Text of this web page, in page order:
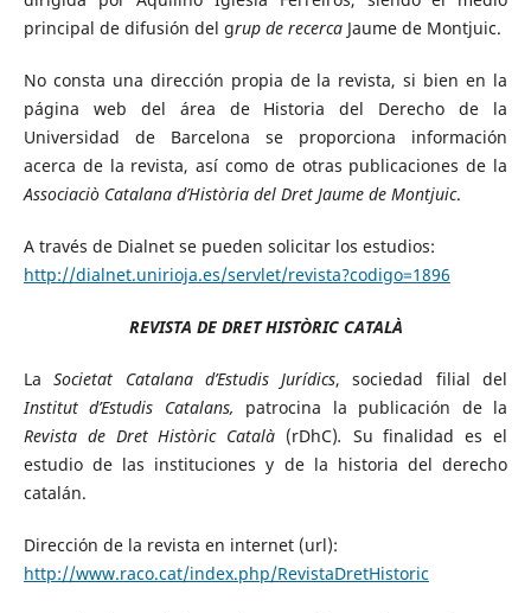
principal de difusión del grup de recerca Jaume de Montjuic.
No consta una dirección propia de la revista, si bien en la
página web del área de Historia del Derecho de la
Universidad de Barcelona se proporciona información
acerca de la revista, así como de otras publicaciones de la
Associaciò Catalana d’Història del Dret Jaume de Montjuic.
A través de Dialnet se pueden solicitar los estudios:
http://dialnet.unirioja.es/servlet/revista?codigo=1896
REVISTA DE DRET HISTÒRIC CATALÀ
LaSocietat Catalana d’Estudis Jurídics, sociedad filial del
Institut d’Estudis Catalans, patrocina la publicación de la
Revista de Dret Històric Català (rDhC). Su finalidad es el
estudio de las instituciones y de la historia del derecho
catalán.
Dirección de la revista en internet (url):
http://www.raco.cat/index.php/RevistaDretHistoric